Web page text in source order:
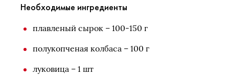
Необходимые ингредиенты
плавленый сырок – 100-150 г
полукопченая колбаса – 100 г
луковица – 1 шт